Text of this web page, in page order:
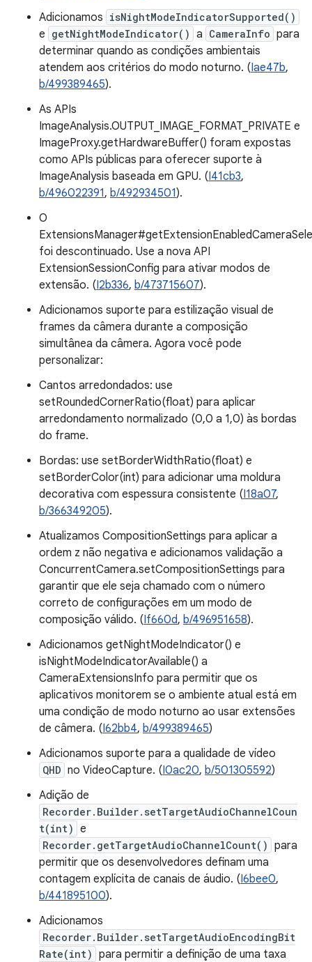
Adicionamos isNightModeIndicatorSupported()
e getNightModeIndicator() a CameraInfo para
determinar quando as condições ambientais
atendem aos critérios do modo noturno. (Iae47b,
b/499389465).
As APIs
ImageAnalysis.OUTPUT_IMAGE_FORMAT_PRIVATE e
ImageProxy.getHardwareBuffer() foram expostas
como APIs públicas para oferecer suporte à
ImageAnalysis baseada em GPU. (I41cb3,
b/496022391, b/492934501).
O
foi descontinuado. Use a nova API
ExtensionSessionConfig para ativar modos de
extensão. (I2b336, b/473715607).
Adicionamos suporte para estilização visual de
frames da câmera durante a composição
simultânea da câmera. Agora você pode
personalizar:
Cantos arredondados: use
setRoundedCornerRatio(float) para aplicar
arredondamento normalizado (0,0 a 1,0) às bordas
do frame.
Bordas: use setBorderWidthRatio(float) e
setBorderColor(int) para adicionar uma moldura
decorativa com espessura consistente (I18a07,
b/366349205).
Atualizamos CompositionSettings para aplicar a
ordem z não negativa e adicionamos validação a
ConcurrentCamera.setCompositionSettings para
garantir que ele seja chamado com o número
correto de configurações em um modo de
composição válido. (If660d, b/496951658).
Adicionamos getNightModeIndicator() e
isNightModeIndicatorAvailable() a
CameraExtensionsInfo para permitir que os
aplicativos monitorem se o ambiente atual está em
uma condição de modo noturno ao usar extensões
de câmera. (I62bb4, b/499389465)
Adicionamos suporte para a qualidade de vídeo
QHD no VideoCapture. (I0ac20, b/501305592)
Adição de
Recorder.Builder.setTargetAudioChannelCoun
t(int) e
Recorder.getTargetAudioChannelCount() para
permitir que os desenvolvedores definam uma
contagem explícita de canais de áudio. (I6bee0,
b/441895100).
Adicionamos
Recorder.Builder.setTargetAudioEncodingBit
Rate(int) para permitir a definição de uma taxa